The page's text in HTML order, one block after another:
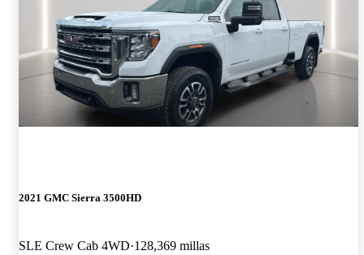
2021 GMC Sierra 3500HD
SLE Crew Cab 4WD 128,369 millas